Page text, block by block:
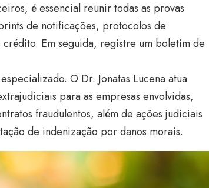
é essencial reunir todas as provas
de notificações, protocolos de
Em seguida, registre um boletim de
O Dr. Jonatas Lucena atua
para as empresas envolvidas,
fraudulentos, além de ações judiciais
de indenização por danos morais.